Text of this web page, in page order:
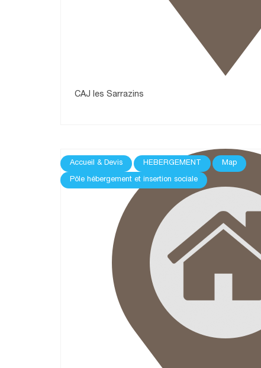
CAJ les Sarrazins
Accueil & Devis HEBERGEMENT Map
Pôle hébergement et insertion sociale